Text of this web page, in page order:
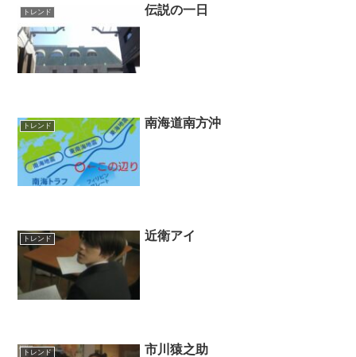
トレンド 伝説の一日
トレンド 南海道南方沖
トレンド 近衛アイ
トレンド 市川猿之助